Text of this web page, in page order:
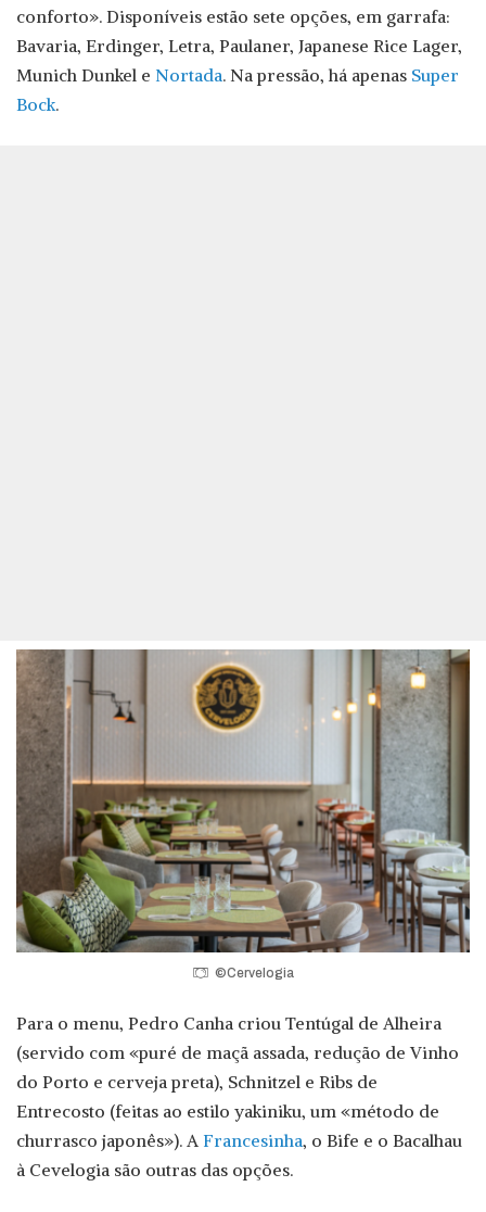
conforto». Disponíveis estão sete opções, em garrafa:
Bavaria, Erdinger, Letra, Paulaner, Japanese Rice Lager,
Munich Dunkel e Nortada. Na pressão, há apenas Super
Bock.
©Cervelogia
Para o menu, Pedro Canha criou Tentúgal de Alheira
(servido com «puré de maçã assada, redução de Vinho
do Porto e cerveja preta), Schnitzel e Ribs de
Entrecosto (feitas ao estilo yakiniku, um «método de
churrasco japonês»). A Francesinha, o Bife e o Bacalhau
à Cevelogia são outras das opções.